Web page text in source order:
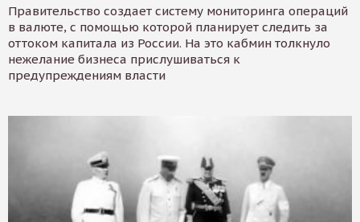
Правительство создает систему мониторинга операций
в валюте, с помощью которой планирует следить за
оттоком капитала из России. На это кабмин толкнуло
нежелание бизнеса прислушиваться к
предупреждениям власти